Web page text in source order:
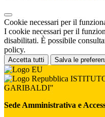
Cookie necessari per il
I cookie necessari per il
disabilitati. È possibile
policy.
Accetta tutti Salva le
GARIBALDI"
Sede Amministrativa e